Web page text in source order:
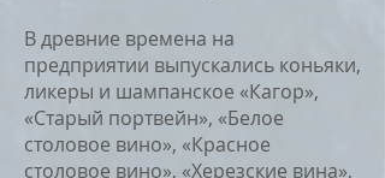
В древние времена на
предприятии выпускались коньяки,
ликеры и шампанское «Кагор»,
«Старый портвейн», «Белое
столовое вино», «Красное
столовое вино», «Херезские вина»,